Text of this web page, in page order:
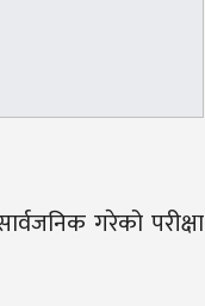
गरेको परीक्षा